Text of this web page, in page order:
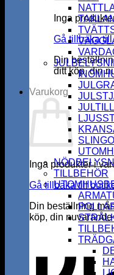
Inga
Gå tillbaka
Din
ditt köp, din
Varukorg
Inga produkter i
Gå tillbaka till
Din beställning
köp, din
TILLBEHÖR